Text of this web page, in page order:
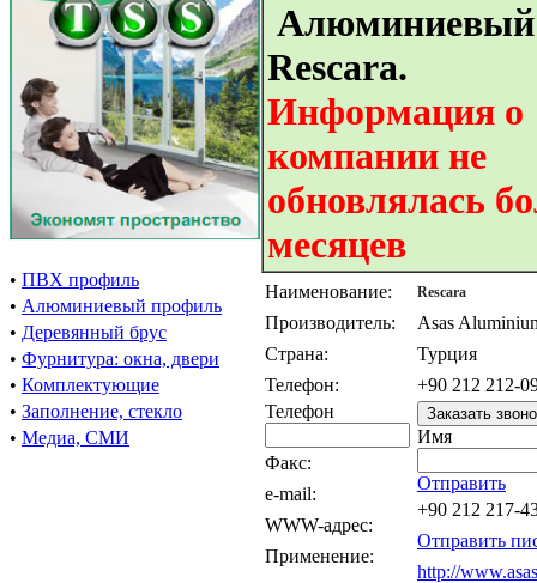
• ПВХ профиль
• Алюминиевый профиль
• Деревянный брус
• Фурнитура: окна, двери
• Комплектующие
• Заполнение, стекло
• Медиа, СМИ
Rescara.
Информация о
компании не
обновлялась
месяцев
Наименование:
Производитель:
Страна:
Телефон:
Телефон
Факс:
e-mail:
WWW-адрес:
Применение:
Rescara
Asas
Турция
+90 212 212-
Имя
Отправить
+90 212 217-
Отправить
http://